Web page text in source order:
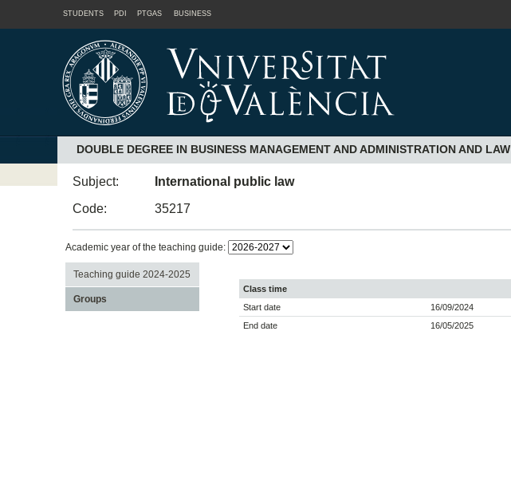
STUDENTS PDI PTGAS BUSINESS
DOUBLE DEGREE IN BUSINESS MANAGEMENT AND ADMINISTRATION AND LAW
Subject:
International public law
Code:
35217
Academic year of the teaching guide:
Teaching guide 2024-2025
Groups
Class time
Start date
16/09/2024
End date
16/05/2025